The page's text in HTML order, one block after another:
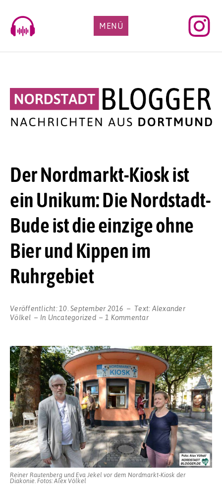
content
MENÜ
Der Nordmarkt-Kiosk ist
ein Unikum: Die Nordstadt-
Bude ist die einzige ohne
Bier und Kippen im
Ruhrgebiet
Veröffentlicht: 10. September 2016 Text: Alexander
Völkel
In Uncategorized 1 Kommentarzu
ist
ein
Unikum:
Die
Nordstadt-
Bude
ist
die
einzige
ohne
Bier
und
Kippen
im
Ruhrgebiet
Reiner Rautenberg und Eva Jekel vor dem Nordmarkt-Kiosk der
Diakonie. Fotos: Alex Völkel